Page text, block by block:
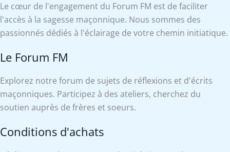
Le cœur de l'engagement du Forum FM est de faciliter
l'accès à la sagesse maçonnique. Nous sommes des
passionnés dédiés à l'éclairage de votre chemin initiatique.
Le Forum FM
Explorez notre forum de sujets de réflexions et d'écrits
maçonniques. Participez à des ateliers, cherchez du
soutien auprès de frères et soeurs.
Conditions d'achats